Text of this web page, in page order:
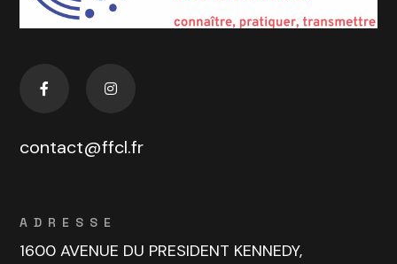
contact@ffcl.fr
ADRESSE
1600 AVENUE DU PRESIDENT KENNEDY,